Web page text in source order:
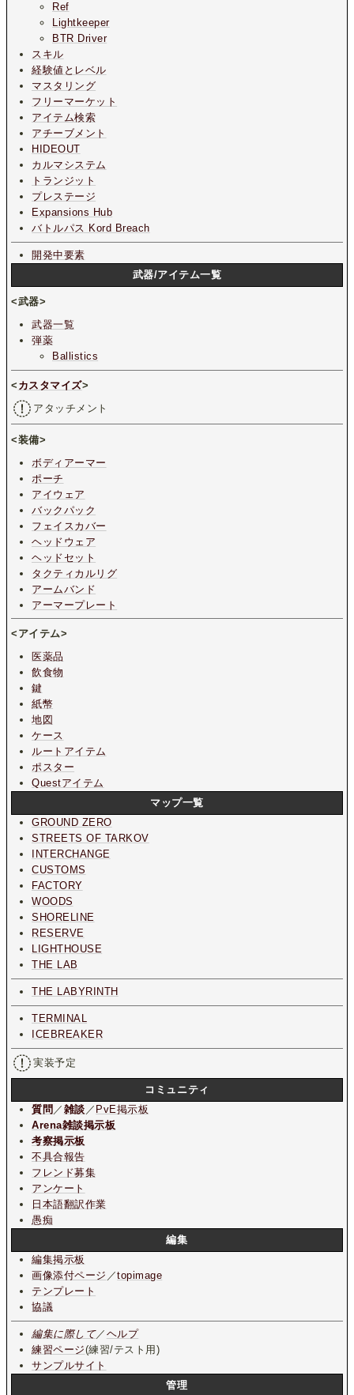
Ref
Lightkeeper
BTR Driver
スキル
経験値とレベル
マスタリング
フリーマーケット
アイテム検索
アチーブメント
HIDEOUT
カルマシステム
トランジット
プレステージ
Expansions Hub
バトルパス Kord Breach
開発中要素
武器/アイテム一覧
<武器>
武器一覧
弾薬
Ballistics
< カスタマイズ>
アタッチメント
<装備>
ボディアーマー
ポーチ
アイウェア
バックパック
フェイスカバー
ヘッドウェア
ヘッドセット
タクティカルリグ
アームバンド
アーマープレート
<アイテム>
医薬品
飲食物
鍵
紙幣
地図
ケース
ルートアイテム
ポスター
Questアイテム
マップ一覧
GROUND ZERO
STREETS OF TARKOV
INTERCHANGE
CUSTOMS
FACTORY
WOODS
SHORELINE
RESERVE
LIGHTHOUSE
THE LAB
THE LABYRINTH
TERMINAL
ICEBREAKER
実装予定
コミュニティ
質問 ／ 雑談 ／ PvE掲示板
Arena雑談掲示板
考察掲示板
不具合報告
フレンド募集
アンケート
日本語翻訳作業
愚痴
編集
編集掲示板
画像添付ページ ／topimage
テンプレート
協議
編集に際して／ ヘルプ
練習ページ(練習/テスト用)
サンプルサイト
管理